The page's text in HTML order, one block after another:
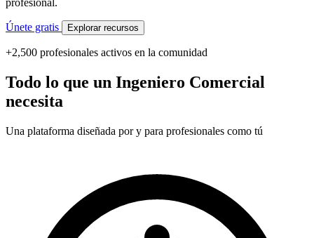
Únete gratis Explorar recursos
+2,500 profesionales activos en la comunidad
Todo lo que un Ingeniero Comercial
necesita
Una plataforma diseñada por y para profesionales como tú